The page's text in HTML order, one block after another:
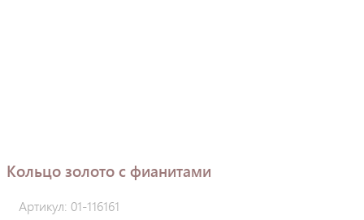
Кольцо золото с фианитами
Артикул: 01-116161